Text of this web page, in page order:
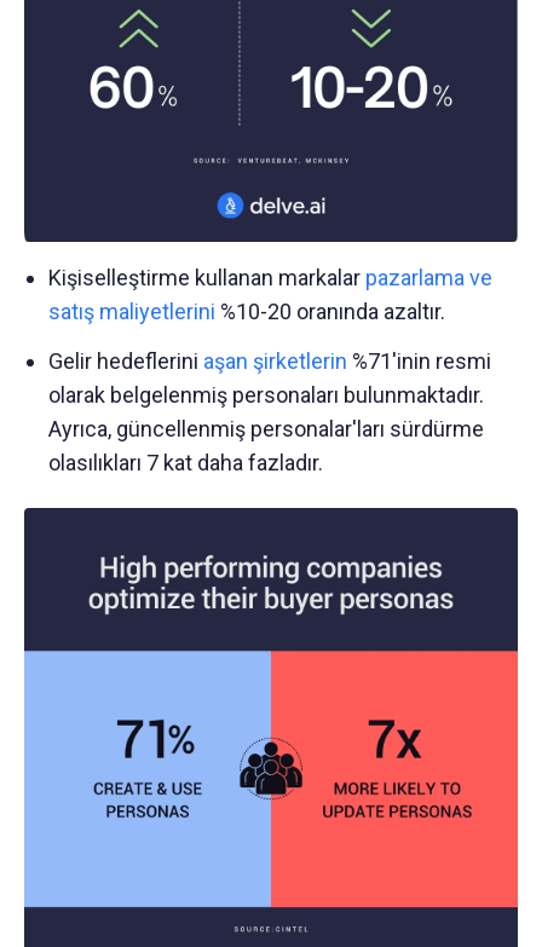
Kişiselleştirme kullanan markalar pazarlama ve
satış maliyetlerini %10-20 oranında azaltır.
Gelir hedeflerini aşan şirketlerin %71'inin resmi
olarak belgelenmiş personaları bulunmaktadır.
Ayrıca, güncellenmiş personalar'ları sürdürme
olasılıkları 7 kat daha fazladır.